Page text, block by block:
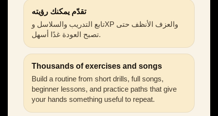
تقدّم يمكنك رؤيته
تابع التدريب والسلاسل وXP والعزف الأنظف حتى
تصبح العودة غدًا أسهل.
Thousands of exercises and songs
Build a routine from short drills, full songs,
beginner lessons, and practice paths that give
your hands something useful to repeat.